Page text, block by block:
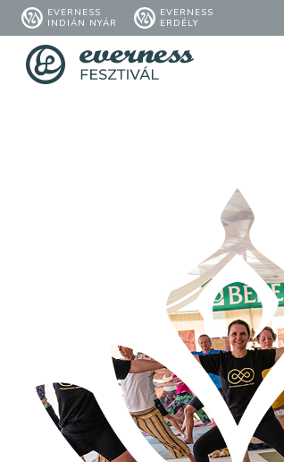
EVERNESS
INDIÁN NYÁR
EVERNESS
ERDÉLY